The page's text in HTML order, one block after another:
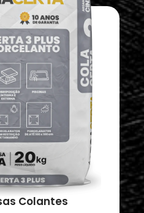
Colantes